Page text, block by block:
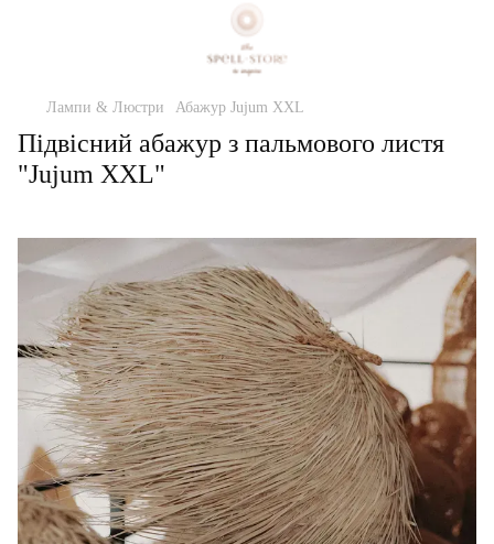
Лампи & Люстри Абажур Jujum XXL
Підвісний абажур з пальмового листя
"Jujum XXL"